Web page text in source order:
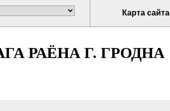
Карта сайта
РАЁНА Г. ГРОДНА